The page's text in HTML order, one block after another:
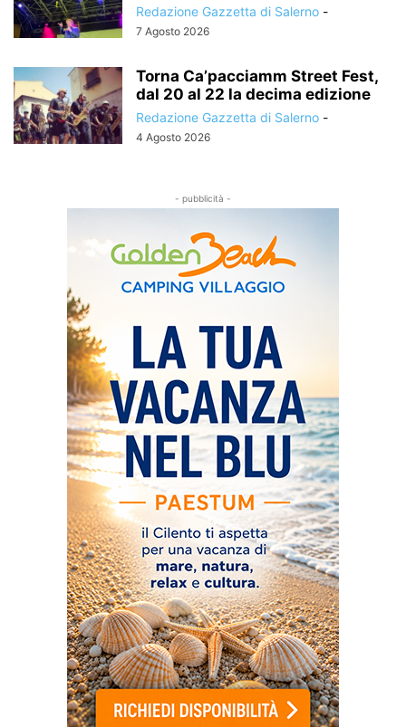
Redazione Gazzetta di Salerno -
7 Agosto 2026
Torna Ca’pacciamm Street Fest,
dal 20 al 22 la decima edizione
Redazione Gazzetta di Salerno -
4 Agosto 2026
- pubblicità -